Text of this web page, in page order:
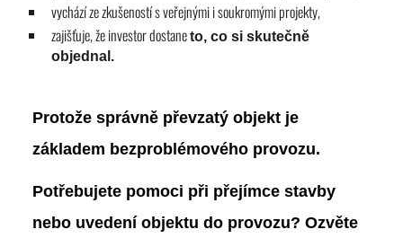
vychází ze zkušeností s veřejnými i soukromými projekty,
zajišťuje, že investor dostaneto, co si skutečně
objednal.
Protože správně převzatý objekt je
základem bezproblémového provozu.
Potřebujete pomoci při přejímce stavby
nebo uvedení objektu do provozu? Ozvěte